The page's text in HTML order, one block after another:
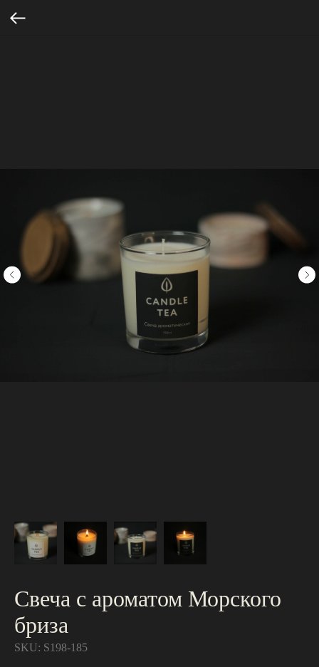
Свеча с ароматом Морского
бриза
SKU: S198-185